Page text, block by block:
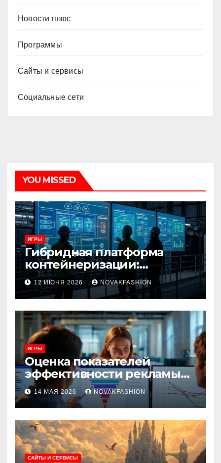
Новости плюс
Программы
Сайты и сервисы
Социальные сети
YOU MISSED
ИГРЫ
Гибридная платформа
контейнеризации:
архитектура, особенности
и сценарии использования
12 ИЮНЯ 2026 NOVAKFASHION
ИГРЫ
Оценка показателей
эффективности рекламы
при атрибуции
множественных точек
касания
14 МАЯ 2026 NOVAKFASHION
САЙТЫ И СЕРВИСЫ